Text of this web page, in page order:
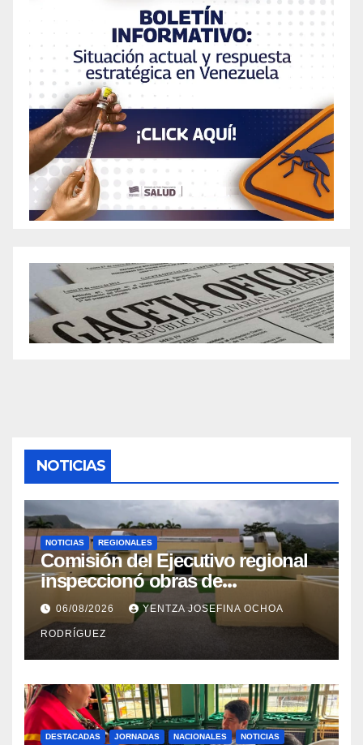
NOTICIAS
NOTICIAS REGIONALES
Comisión del Ejecutivo regional
inspeccionó obras de
recuperación en la Maternidad
Integral Aragua
06/08/2026 YENTZA JOSEFINA OCHOA
RODRÍGUEZ
DESTACADAS JORNADAS NACIONALES
NOTICIAS